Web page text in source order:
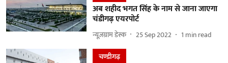
अब शहीद भगत सिंह के नाम से जाना जाएगा
चंडीगढ़ एयरपोर्ट
न्यूज़ग्राम डेस्क 25 Sep 2022 1 min read
चण्‍डीगढ़